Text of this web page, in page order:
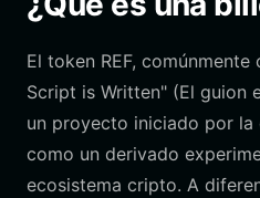
El token REF,
Script is Written" (El guion
un proyecto iniciado por la
como un derivado
ecosistema cripto. A